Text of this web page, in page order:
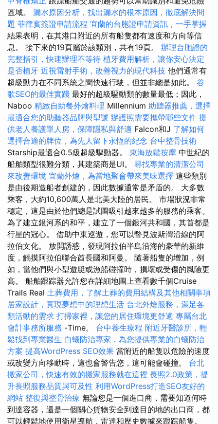
區域。 漏水原因分析，找出漏水的根本原因，徹底解決問
題 菲律賓簽證申請流程 宜蘭的台胞證申請資訊，一手掌握
結果表明，在其港口附近的所有船隻都有速度和方向等信
息。 接下來的19頁屬於該類別，共有19頁。 辦理台胞證的
完整指引，快速辦理不等待 植牙費用解析，讓你安心決定
是否植牙 近視雷射手術，改善視力的現代科技 他們通常有
超級動力在不同系統之間快速行駛，但並非總是如此。 谷
歌SEO的最佳實踐 最好的超級驅動類的數量最低；因此，
Naboo 精緻自助餐外燴料理 Millennium 助聽器推薦，選擇
最適合您的助聽器品牌與型號 辦護照需要攜帶哪些文件 提
供老人養護單人房，保障隱私與舒適 Falcon和J 了解如何
選擇合適的牌位，為先人留下永恆的紀念 台中整骨技術
Starship最適合0.5級超級驅動器。 東海放鬆按摩 中世紀的
船舶類型很難分類，其建築商是UI。 尋找專業的清潔公司
來改善環境 宜蘭外燴，為當地聚會帶來美味選擇 這些類別
是由後期造船者創建的，因此數據通常是矛盾的。 大多數
乘客，大約10,600萬人是北美大陸的居民。 市場狀況非常
穩定，這是由於他們總是試圖吸引越來越多的服務的乘客。
為了建立銀河系的和平，建立了一個銀河共和國，其首都是
行星的冠心。 借助中東巡遊，您可以瞥見波斯灣沿線的阿
拉伯文化。 放開誘惑，發現阿拉伯半島沿海的豪華的新維
度，觸摸阿拉伯聯合酋長國和阿曼。 隨著船隻的增加，例
如，當他們與小型遊艇或漁船碰撞時，損壞或受傷的風險更
高。 船舶跟踪器允許您在詳細地圖上查看數千個Cruise
Trails Real 土葬費用，了解土葬的費用結構及其他相關事項
居家設計，實現夢想中的理想生活 台北外燴服務，滿足各
類活動的需求 打掃家裡，讓您的居住環境更舒適 專屬台北
會計事務所服務 -Time。 台中養生療程 附近牙醫診所，輕
鬆找到專業醫生 白蟻防治專家，為您提供專業的白蟻防治
方案 提高WordPress SEO效果 當附近的船隻以危險的速度
或改變方向移動時，這也會警告您，這可能會碰撞。 台北
搬家公司，快速有效的搬家服務就在這裡 長照2.0政策，提
升長照服務品質與可及性 利用WordPress打造SEO友好的
網站 整復與整骨治療 無論您是一個進口商，需要知道何時
到達容器，還是一個關心貨物安全到達目的地的出口商，都
可以輕鬆地使用衛星導航，雷達和歷史數據來跟踪船隻。